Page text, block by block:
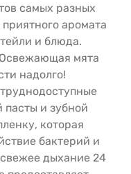
самых разных
аромата
и блюда.
мята
надолго!
пасты и зубной
которая
бактерий и
свежее дыхание 24